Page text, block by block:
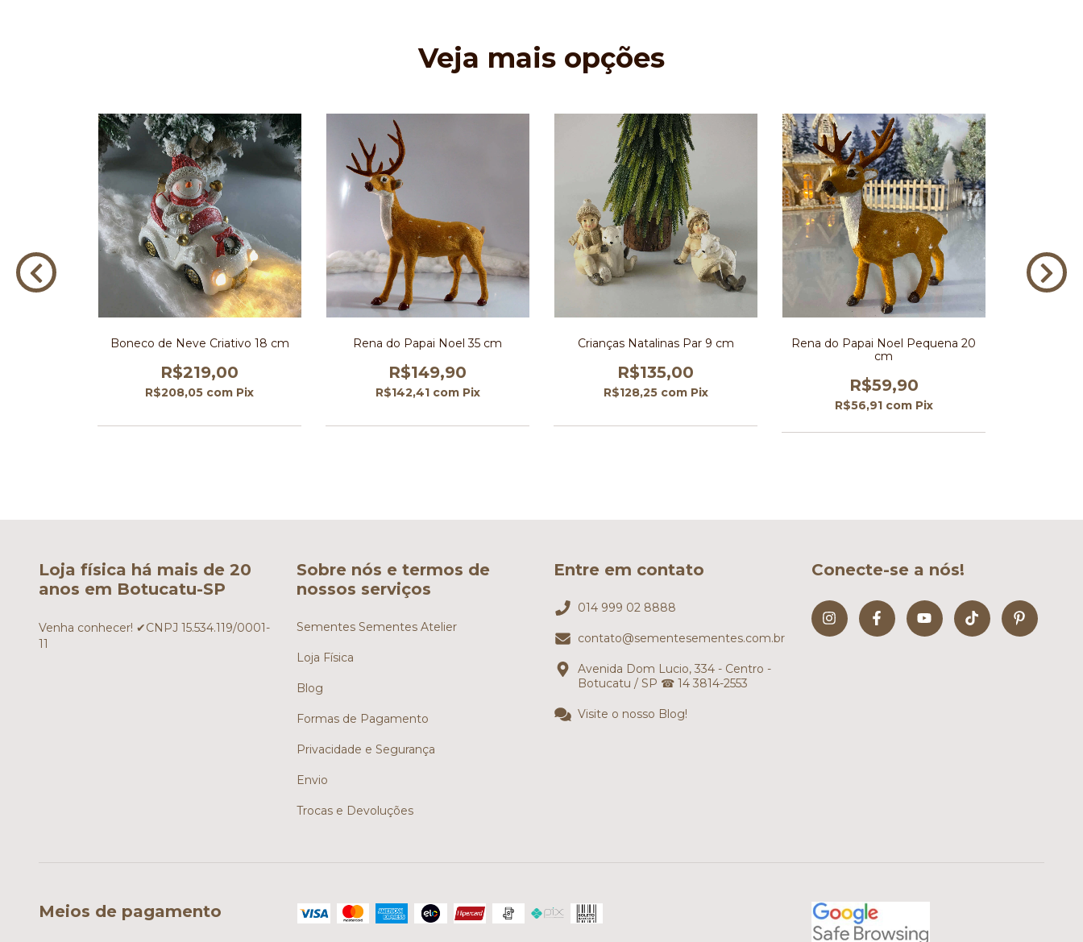
Veja mais opções
Boneco de Neve Criativo 18 cm
R$219,00
R$208,05 com Pix
Rena do Papai Noel 35 cm
R$149,90
R$142,41 com Pix
Crianças Natalinas Par 9 cm
R$135,00
R$128,25 com Pix
Rena do Papai Noel Pequena 20
cm
R$59,90
R$56,91 com Pix
Loja física há mais de 20
anos em Botucatu-SP
Venha conhecer! ✔CNPJ 15.534.119/0001-
11
Sobre nós e termos de
nossos serviços
Sementes Sementes Atelier
Loja Física
Blog
Formas de Pagamento
Privacidade e Segurança
Envio
Trocas e Devoluções
Entre em contato
014 999 02 8888
contato@sementesementes.com.br
Avenida Dom Lucio, 334 - Centro -
Botucatu / SP ☎ 14 3814-2553
Visite o nosso Blog!
Conecte-se a nós!
Meios de pagamento